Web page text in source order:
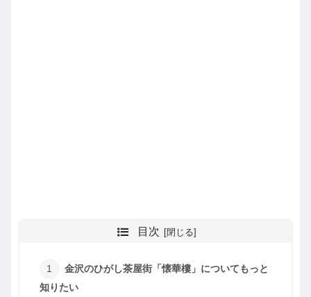
目次
金沢のひがし茶屋街「懐華樓」についてもっと
知りたい